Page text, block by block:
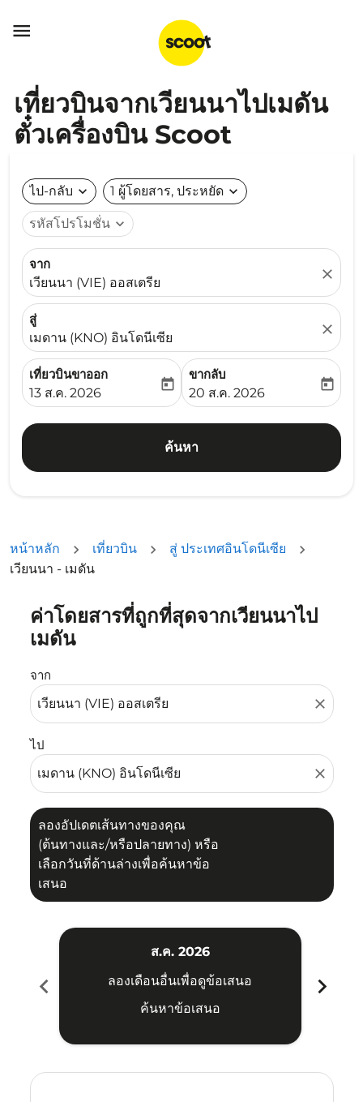

เที่ยวบินจากเวียนนาไปเมดัน
ตั๋วเครื่องบิน Scoot
ไป-กลับ expand_more 1 ผู้โดยสาร, ประหยัด expand_more
รหัสโปรโมชั่น expand_more
จาก
เวียนนา (VIE) ออสเตรีย
close
สู่
เมดาน (KNO) อินโดนีเซีย
close
เที่ยวบินขาออก
fc-booking-departure-date-aria-label
13 ส.ค. 2026
today
ขากลับ
fc-booking-return-date-
20 ส.ค. 2026
today
ค้นหา
หน้าหลัก เที่ยวบิน
สู่ ประเทศอินโดนีเซีย
เวียนนา - เมดัน
ค่าโดยสารที่ถูกที่สุดจากเวียนนาไป
เมดัน
จาก
close
ไป
close
ลองอัปเดตเส้นทางของคุณ
(ต้นทางและ/หรือปลายทาง) หรือ
เลือกวันที่ด้านล่างเพื่อค้นหาข้อ
เสนอ
ลองอัปเดตเส้นทางของคุณ (ต้นทางและ/หรือปลายทาง) หรื
chevron_left
ส.ค. 2026
ลองเดือนอื่นเพื่อดูข้อเสนอ
ค้นหาข้อเสนอ
chevron_right